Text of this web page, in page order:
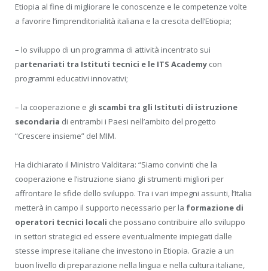
Etiopia al fine di migliorare le conoscenze e le competenze volte
a favorire l’imprenditorialità italiana e la crescita dell’Etiopia;
– lo sviluppo di un programma di attività incentrato sui
partenariati tra Istituti tecnici e le ITS Academy con
programmi educativi innovativi;
– la cooperazione e gli scambi tra gli Istituti di istruzione
secondaria di entrambi i Paesi nell’ambito del progetto
“Crescere insieme” del MIM.
Ha dichiarato il Ministro Valditara: “Siamo convinti che la
cooperazione e l’istruzione siano gli strumenti migliori per
affrontare le sfide dello sviluppo. Tra i vari impegni assunti, l’Italia
metterà in campo il supporto necessario per la formazione di
operatori tecnici locali che possano contribuire allo sviluppo
in settori strategici ed essere eventualmente impiegati dalle
stesse imprese italiane che investono in Etiopia. Grazie a un
buon livello di preparazione nella lingua e nella cultura italiane,